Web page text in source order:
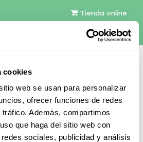
cookies
web se usan para personalizar
ofrecer funciones de redes
Además, compartimos
que haga del sitio web con
sociales, publicidad y análisis
Tienda online
Español
Contáctenos